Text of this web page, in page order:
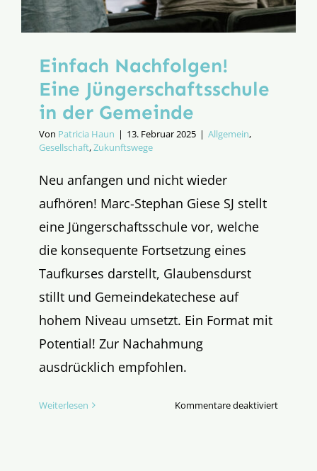
Einfach Nachfolgen!
Eine Jüngerschafts­schule
in der Gemeinde
Von Patricia Haun | 13. Februar 2025 | Allgemein,
Gesellschaft,Zukunftswege
Neu anfangen und nicht wieder
aufhören! Marc-Stephan Giese SJ stellt
eine Jüngerschaftsschule vor, welche
die konsequente Fortsetzung eines
Taufkurses darstellt, Glaubensdurst
stillt und Gemeindekatechese auf
hohem Niveau umsetzt. Ein Format mit
Potential! Zur Nachahmung
ausdrücklich empfohlen.
Weiterlesen Kommentare deaktiviertfür